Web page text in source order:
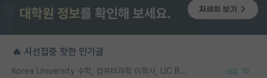
🔥 시선집중 핫한 인기글
Korea University 수학, 컴퓨터과학 이학사, UC Berkeley 산업공학 대학원 공학박사가 되는 것은 쉽지 않겠죠? 10